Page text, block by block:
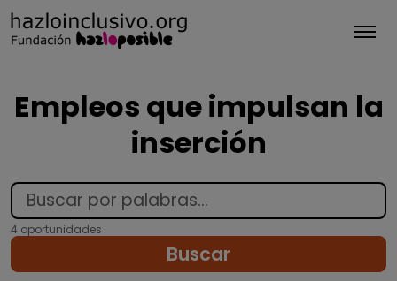
Empleos que impulsan la
inserción
4 oportunidades
Buscar